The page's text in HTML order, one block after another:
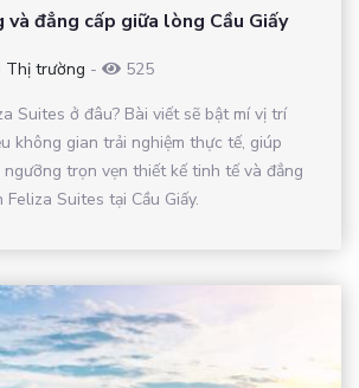
đẳng cấp giữa lòng Cầu Giấy
Thị trường -
525
Suites ở đâu? Bài viết sẽ bật mí vị trí
không gian trải nghiệm thực tế, giúp
trọn vẹn thiết kế tinh tế và đẳng
Suites tại Cầu Giấy.